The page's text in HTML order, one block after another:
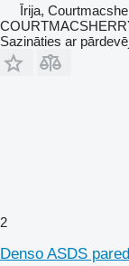
Īrija,
Sazināties ar
2
Denso ASDS